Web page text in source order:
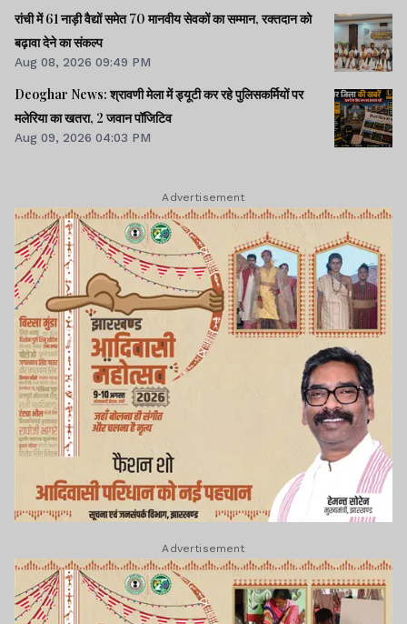
रांची में 61 नाड़ी वैद्यों समेत 70 मानवीय सेवकों का सम्मान, रक्तदान को
बढ़ावा देने का संकल्प
Aug 08, 2026 09:49 PM
Deoghar News: श्रावणी मेला में ड्यूटी कर रहे पुलिसकर्मियों पर
मलेरिया का खतरा, 2 जवान पॉजिटिव
Aug 09, 2026 04:03 PM
Advertisement
Advertisement